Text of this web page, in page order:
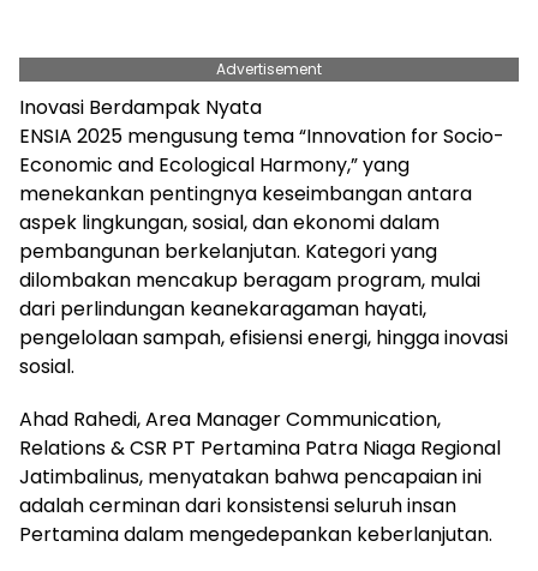
Advertisement
Inovasi Berdampak Nyata
ENSIA 2025 mengusung tema “Innovation for Socio-
Economic and Ecological Harmony,” yang
menekankan pentingnya keseimbangan antara
aspek lingkungan, sosial, dan ekonomi dalam
pembangunan berkelanjutan. Kategori yang
dilombakan mencakup beragam program, mulai
dari perlindungan keanekaragaman hayati,
pengelolaan sampah, efisiensi energi, hingga inovasi
sosial.
Ahad Rahedi, Area Manager Communication,
Relations & CSR PT Pertamina Patra Niaga Regional
Jatimbalinus, menyatakan bahwa pencapaian ini
adalah cerminan dari konsistensi seluruh insan
Pertamina dalam mengedepankan keberlanjutan.